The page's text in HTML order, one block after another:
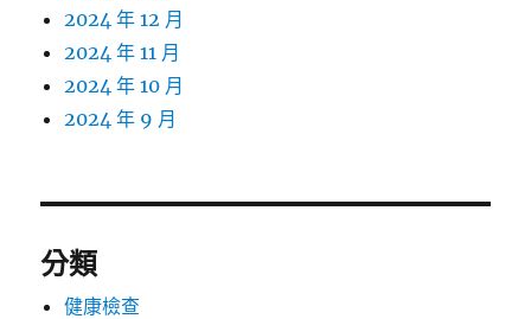
2024 年 12 月
2024 年 11 月
2024 年 10 月
2024 年 9 月
分類
健康檢查